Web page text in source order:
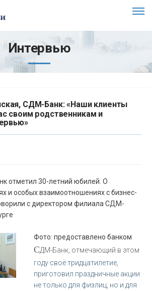
Интервью
СДМ-Банк: «Наши клиенты
своим родственникам и
отметил 30-летний юбилей. О
и особых взаимоотношениях с бизнес-
с директором филиала СДМ-
Фото: предоставлено банком
СДМ-Банк, отмечающий в этом
году своё тридцатилетие,
приготовил праздничные акции
не только для физлиц, но и для